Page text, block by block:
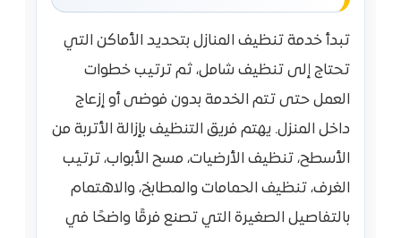
تبدأ خدمة تنظيف المنازل بتحديد الأماكن التي
تحتاج إلى تنظيف شامل، ثم ترتيب خطوات
العمل حتى تتم الخدمة بدون فوضى أو إزعاج
داخل المنزل. يهتم فريق التنظيف بإزالة الأتربة من
الأسطح، تنظيف الأرضيات، مسح الأبواب، ترتيب
الغرف، تنظيف الحمامات والمطابخ، والاهتمام
بالتفاصيل الصغيرة التي تصنع فرقًا واضحًا في